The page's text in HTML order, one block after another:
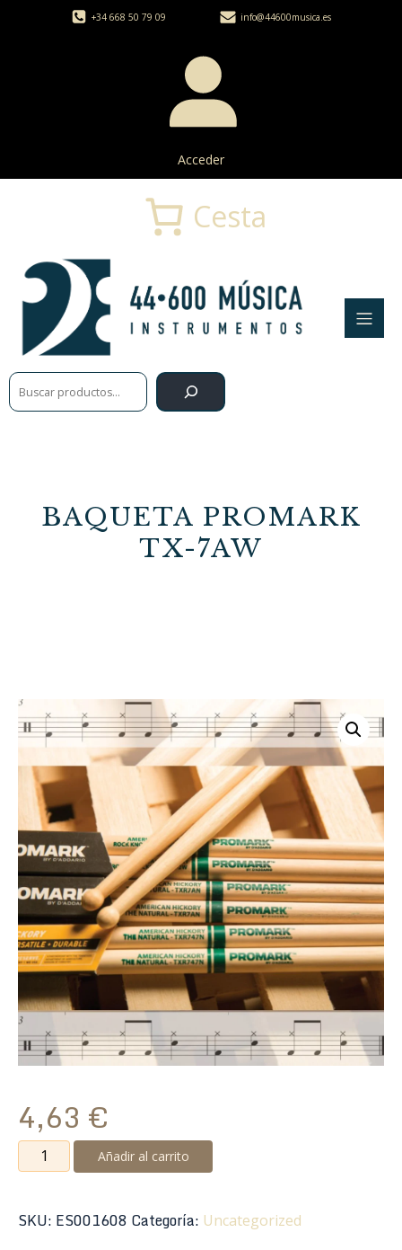
+34 668 50 79 09 info@44600musica.es
Acceder
Buscar
Cesta
BAQUETA PROMARK
TX-7AW
4,63 €
Baqueta
Promark
7AW
Añadir al carrito
SKU: ES001608 Categoría: Uncategorized